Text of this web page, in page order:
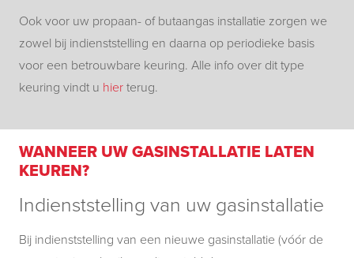
Ook voor uw propaan- of butaangas installatie zorgen we
zowel bij indienststelling en daarna op periodieke basis
voor een betrouwbare keuring. Alle info over dit type
keuring vindt u hierterug.
WANNEER UW GASINSTALLATIE LATEN
KEUREN?
Indienststelling van uw gasinstallatie
Bij indienststelling van een nieuwe gasinstallatie (vóór de